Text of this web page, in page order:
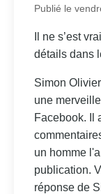
Publié le
Il ne s’est
détails dans
Simon
une
Facebook. Il
un homme
publication.
réponse de